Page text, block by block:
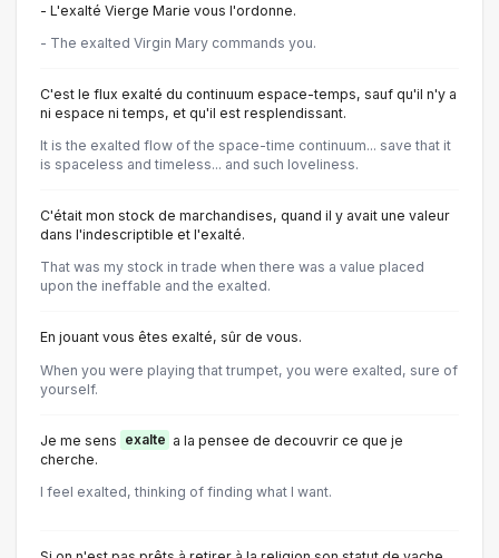
- L'exalté Vierge Marie vous l'ordonne.
- The exalted Virgin Mary commands you.
C'est le flux exalté du continuum espace-temps, sauf qu'il n'y a
ni espace ni temps, et qu'il est resplendissant.
It is the exalted flow of the space-time continuum... save that it
is spaceless and timeless... and such loveliness.
C'était mon stock de marchandises, quand il y avait une valeur
dans l'indescriptible et l'exalté.
That was my stock in trade when there was a value placed
upon the ineffable and the exalted.
En jouant vous êtes exalté, sûr de vous.
When you were playing that trumpet, you were exalted, sure of
yourself.
Je me sens exalte a la pensee de decouvrir ce que je
cherche.
I feel exalted, thinking of finding what I want.